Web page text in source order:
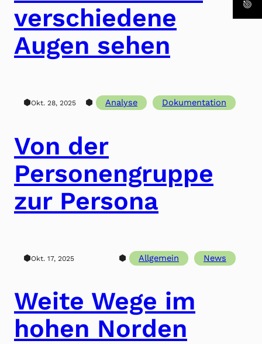
verschiedene
Augen sehen
⬢Okt. 28, 2025 ⬢ Analyse Dokumentation
Von der
Personengruppe
zur Persona
⬢Okt. 17, 2025 ⬢ Allgemein News
Weite Wege im
hohen Norden